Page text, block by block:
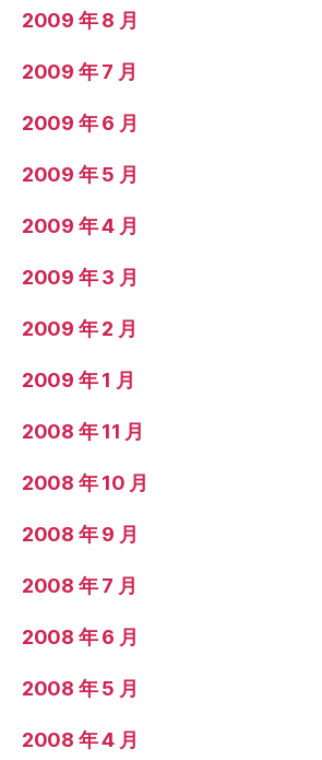
2009 年 8 月
2009 年 7 月
2009 年 6 月
2009 年 5 月
2009 年 4 月
2009 年 3 月
2009 年 2 月
2009 年 1 月
2008 年 11 月
2008 年 10 月
2008 年 9 月
2008 年 7 月
2008 年 6 月
2008 年 5 月
2008 年 4 月